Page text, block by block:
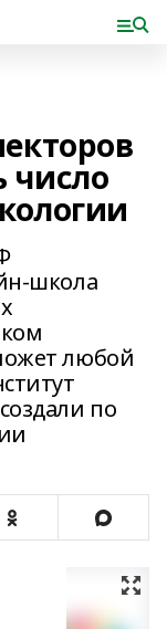
число
школа
любой
по